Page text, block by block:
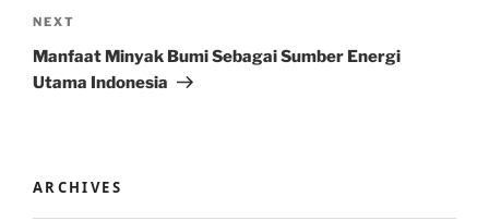
Next
Post
NEXT
Manfaat Minyak Bumi Sebagai Sumber Energi
Utama Indonesia
ARCHIVES